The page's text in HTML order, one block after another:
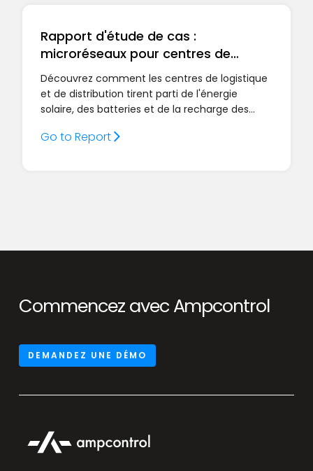
Rapport d'étude de cas :
microréseaux pour centres de
distribution
Découvrez comment les centres de logistique
et de distribution tirent parti de l'énergie
solaire, des batteries et de la recharge des
flottes, optimiser le flux d'énergie et recharger
Go to Report
Commencez avec Ampcontrol
DEMANDEZ UNE DÉMO